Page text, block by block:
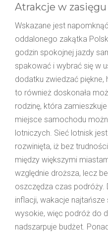
Atrakcje w
Wskazane jest
oddalonego zakątka
godzin spokojnej jazdy
spakować i wybrać się w
dodatku zwiedzać piękne,
to również doskonała
rodzinę, która
miejsce samochodu
lotniczych. Sieć lotnisk
rozwinięta, iż bez
między większymi
względnie droższa, lecz
oszczędza czas podróży.
inflacji, wakacje najtańsze
wysokie, więc podróż do
nadszarpuje budżet.